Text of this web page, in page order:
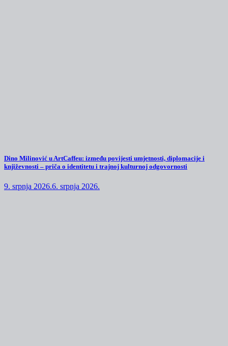
Dino Milinović u ArtCaffeu: između povijesti umjetnosti, diplomacije i
književnosti – priča o identitetu i trajnoj kulturnoj odgovornosti
9. srpnja 2026.6. srpnja 2026.